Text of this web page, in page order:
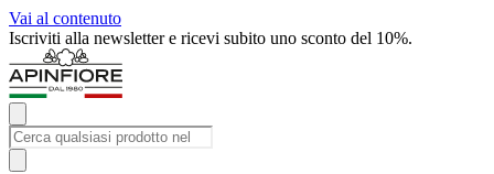
Vai al contenuto
Iscriviti alla newsletter e ricevi subito uno sconto del 10%.